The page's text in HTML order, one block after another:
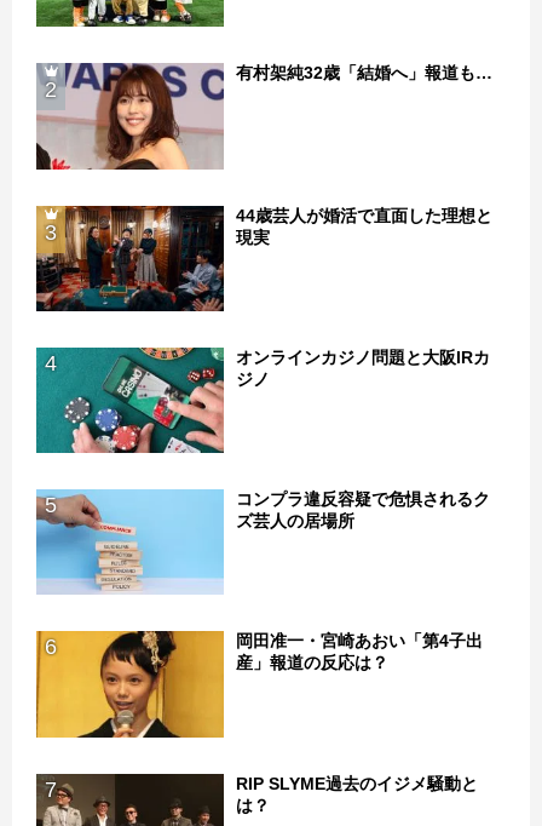
2
有村架純32歳「結婚へ」報道も…
3
44歳芸人が婚活で直面した理想と
現実
4
オンラインカジノ問題と大阪IRカ
ジノ
5
コンプラ違反容疑で危惧されるク
ズ芸人の居場所
6
岡田准一・宮崎あおい「第4子出
産」報道の反応は？
7
RIP SLYME過去のイジメ騒動と
は？